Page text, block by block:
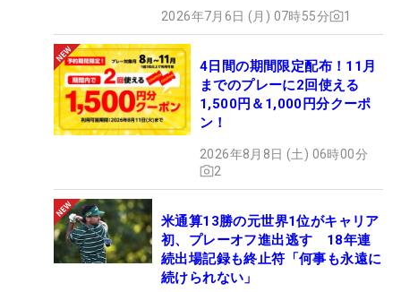
2026年7月6日 (月) 07時55分 1
4日間の期間限定配布！11月
までのプレーに2回使える
1,500円＆1,000円分クーポ
ン！
2026年8月8日 (土) 06時00分
2
米通算13勝の元世界1位がキャリア
初、プレーオフ進出逃す 18年連
続出場記録も終止符「何事も永遠に
続けられない」